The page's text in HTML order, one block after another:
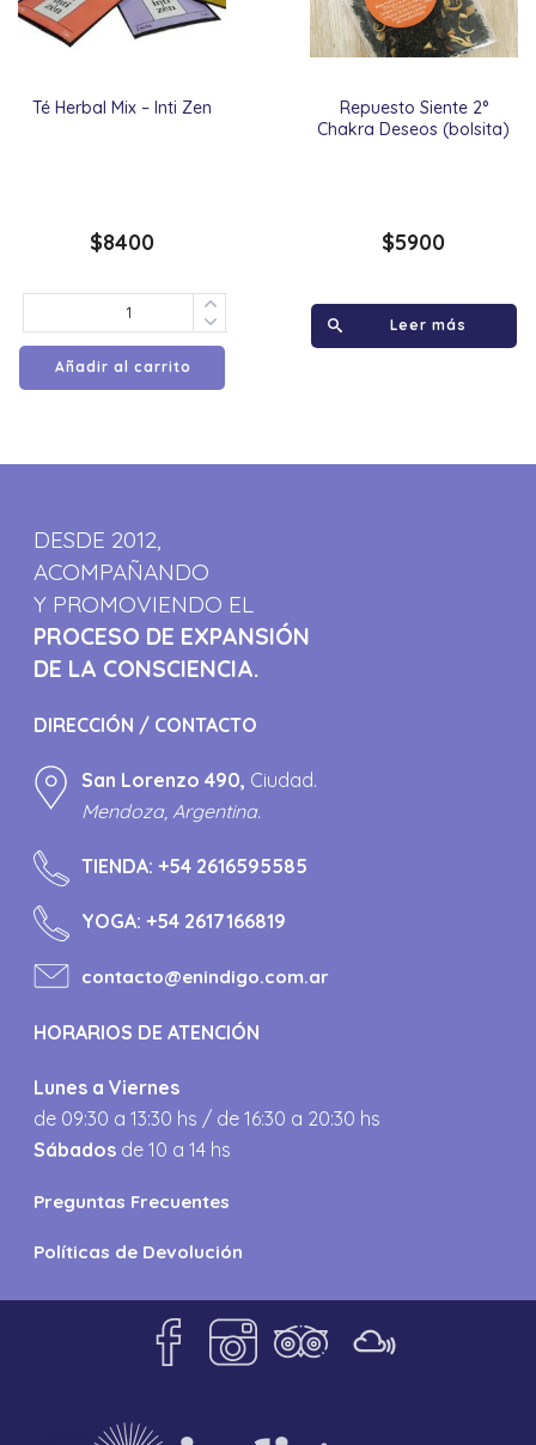
Té Herbal Mix – Inti Zen
$8400
Añadir al carrito
Repuesto Siente 2°
Chakra Deseos (bolsita)
$5900
Leer más
DESDE 2012,
ACOMPAÑANDO
Y PROMOVIENDO EL
PROCESO DE EXPANSIÓN
DE LA CONSCIENCIA.
DIRECCIÓN / CONTACTO
San Lorenzo 490, Ciudad.
Mendoza, Argentina.
TIENDA:+54 2616595585
YOGA:+54 2617166819
contacto@enindigo.com.ar
HORARIOS DE ATENCIÓN
Lunes a Viernes
de 09:30 a 13:30 hs / de 16:30 a 20:30 hs
Sábados de 10 a 14 hs
Preguntas Frecuentes
Políticas de Devolución